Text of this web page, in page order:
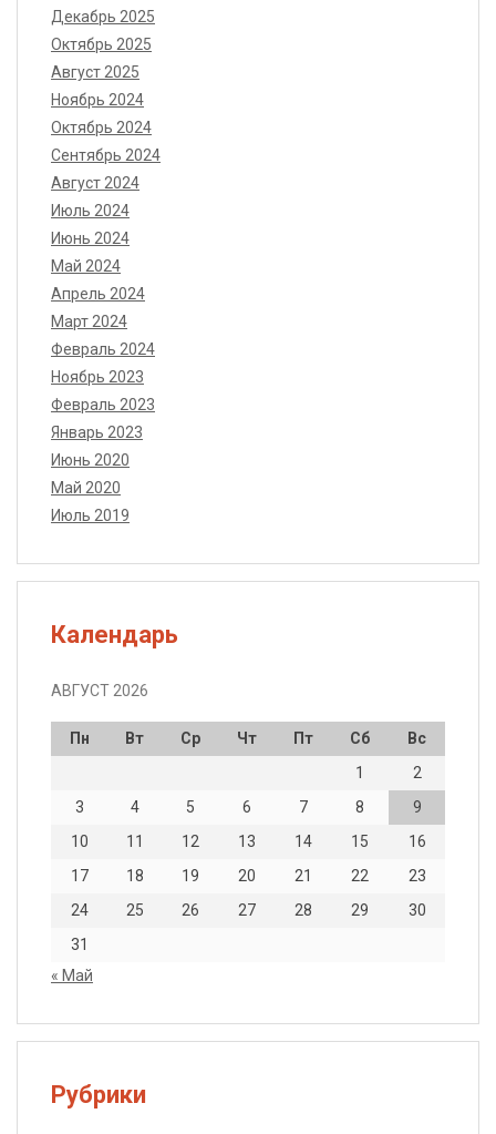
Декабрь 2025
Октябрь 2025
Август 2025
Ноябрь 2024
Октябрь 2024
Сентябрь 2024
Август 2024
Июль 2024
Июнь 2024
Май 2024
Апрель 2024
Март 2024
Февраль 2024
Ноябрь 2023
Февраль 2023
Январь 2023
Июнь 2020
Май 2020
Июль 2019
Календарь
АВГУСТ 2026
Пн Вт Ср Чт Пт Сб
Вс
1
2
3
4 5 6 7 8
9
10
11 12 13 14 15
16
17
18 19 20 21 22
23
24
25 26 27 28 29
30
31
« Май
Рубрики